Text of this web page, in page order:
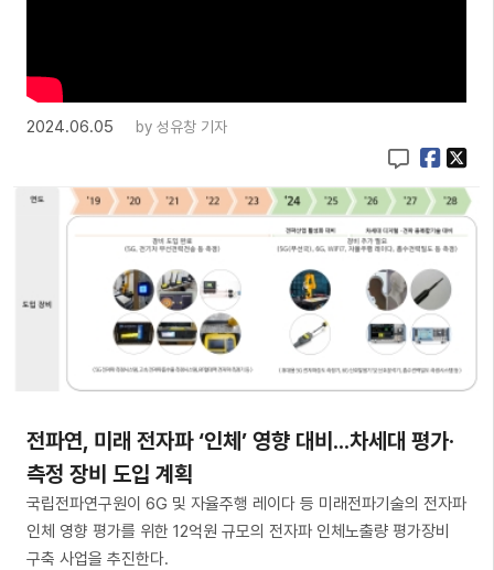
2024.06.05 by 성유창 기자
전파연, 미래 전자파 ‘인체’ 영향 대비...차세대 평가·
측정 장비 도입 계획
국립전파연구원이 6G 및 자율주행 레이다 등 미래전파기술의 전자파
인체 영향 평가를 위한 12억원 규모의 전자파 인체노출량 평가장비
구축 사업을 추진한다.